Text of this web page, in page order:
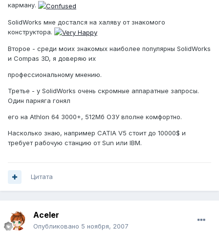
карману.
SolidWorks мне достался на халяву от знакомого
конструктора.
Второе - среди моих знакомых наиболее популярны SolidWorks
и Compas 3D, я доверяю их
профессиональному мнению.
Третье - у SolidWorks очень скромные аппаратные запросы.
Один парняга гонял
его на Athlon 64 3000+, 512Мб ОЗУ вполне комфортно.
Насколько знаю, например CATIA V5 стоит до 10000$ и
требует рабочую станцию от Sun или IBM.
Цитата
Aceler
Опубликовано 5 ноября, 2007